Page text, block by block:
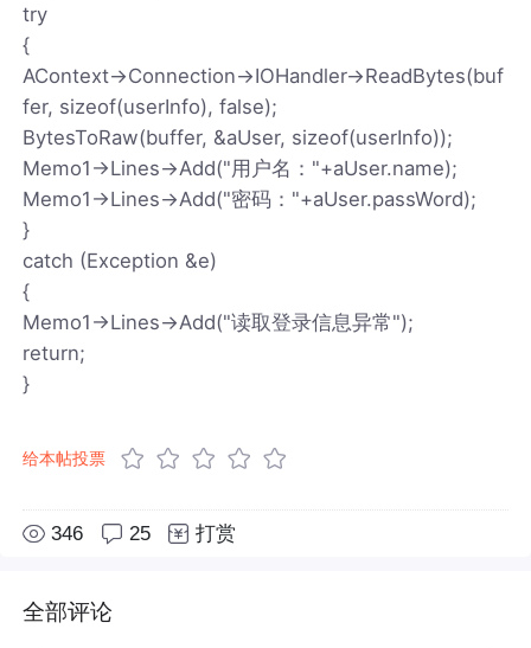
try
{
AContext->Connection->IOHandler->ReadBytes(buf
fer, sizeof(userInfo), false);
BytesToRaw(buffer, &aUser, sizeof(userInfo));
Memo1->Lines->Add("用户名："+aUser.name);
Memo1->Lines->Add("密码："+aUser.passWord);
}
catch (Exception &e)
{
Memo1->Lines->Add("读取登录信息异常");
return;
}
给本帖投票
346 25 打赏
全部评论